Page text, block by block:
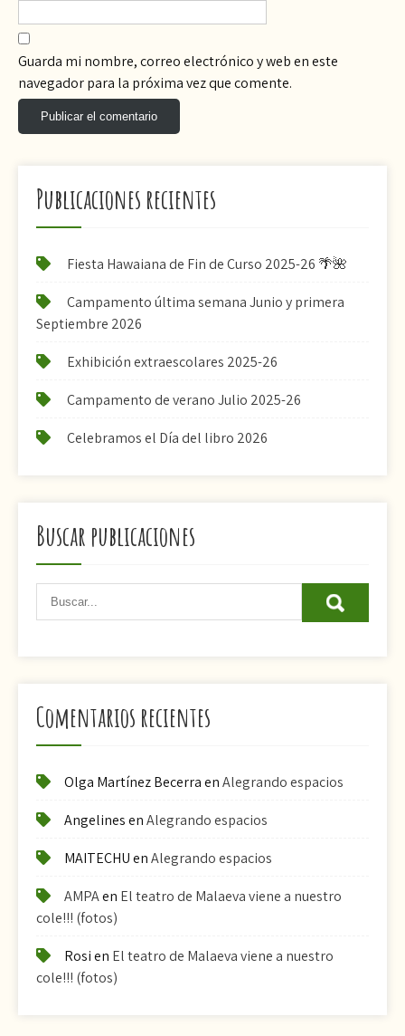
Guarda mi nombre, correo electrónico y web en este
navegador para la próxima vez que comente.
Publicaciones recientes
Fiesta Hawaiana de Fin de Curso 2025-26 🌴🌺
Campamento última semana Junio y primera
Septiembre 2026
Exhibición extraescolares 2025-26
Campamento de verano Julio 2025-26
Celebramos el Día del libro 2026
Buscar publicaciones
Comentarios recientes
Olga Martínez BecerraenAlegrando espacios
AngelinesenAlegrando espacios
MAITECHUenAlegrando espacios
AMPAen El teatro de Malaeva viene a nuestro
cole!!! (fotos)
Rosien El teatro de Malaeva viene a nuestro
cole!!! (fotos)